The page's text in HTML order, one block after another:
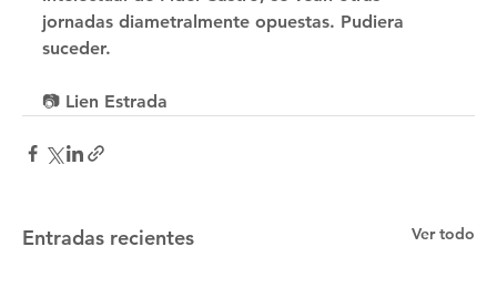
jornadas diametralmente opuestas. Pudiera
suceder.
📷 Lien Estrada
Entradas recientes Ver todo